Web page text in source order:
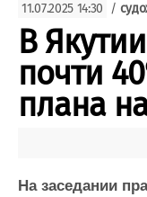
Судоходство
Судоремонт
События
Пресс-релизы
Порты
ВМФ
Образование
Судостроение
11.07.2025 14:30 /
В
почти
плана
На заседании